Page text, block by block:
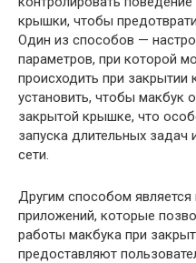
крышки, чтобы
Один из способов —
параметров, при которой
происходить при
установить, чтобы макбук
закрытой крышке, что
запуска длительных задач
сети.
Другим способом
приложений, которые
работы макбука при
предоставляют